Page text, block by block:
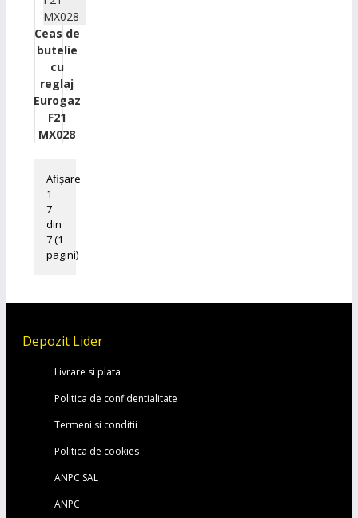
Ceas de
butelie
cu
reglaj
Eurogaz
F21
MX028
Afişare
1 -
7
din
7 (1
pagini)
Depozit Lider
Livrare si plata
Politica de confidentialitate
Termeni si conditii
Politica de cookies
ANPC SAL
ANPC